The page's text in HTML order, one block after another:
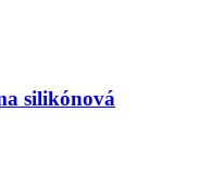
silikónová